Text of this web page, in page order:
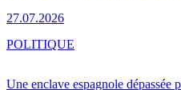
27.07.2026
Une enclave espagnole
POLITIQUE